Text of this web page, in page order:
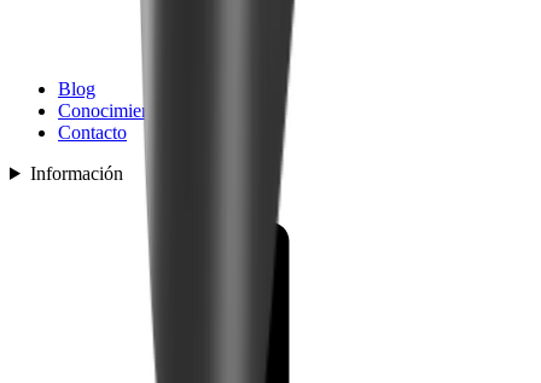
Blog
Conocimiento
Contacto
Información